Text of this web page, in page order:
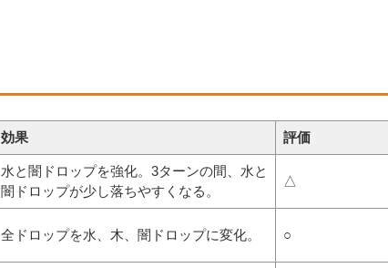
効果 評価
水と闇ドロップを強化。3ターンの間、水と
闇ドロップが少し落ちやすくなる。
△
全ドロップを水、木、闇ドロップに変化。 ○